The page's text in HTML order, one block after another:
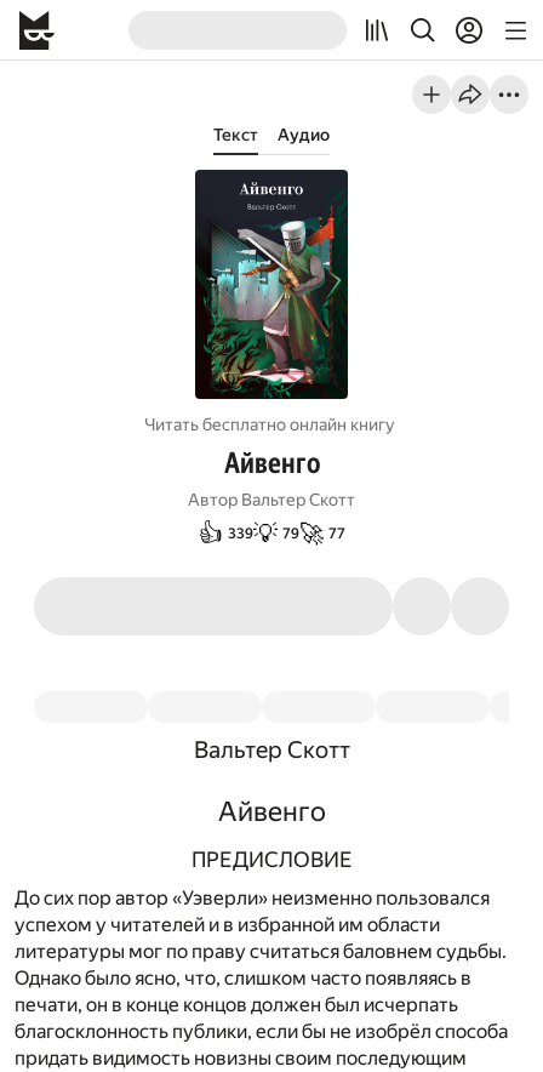
Текст Аудио
Читать бесплатно онлайн книгу
Айвенго
Автор Вальтер Скотт
👍 339💡 79🚀 77
Вальтер Скотт
Айвенго
ПРЕДИСЛОВИЕ
До сих пор автор «Уэверли» неизменно пользовался
успехом у читателей и в избранной им области
литературы мог по праву считаться баловнем судьбы.
Однако было ясно, что, слишком часто появляясь в
печати, он в конце концов должен был исчерпать
благосклонность публики, если бы не изобрёл способа
придать видимость новизны своим последующим